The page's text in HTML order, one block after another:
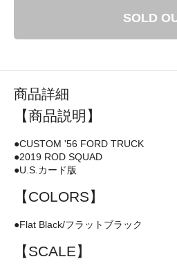
SOLD
商品詳細
【商品説明】
●CUSTOM '56 FORD TRUCK
●2019 ROD SQUAD
●U.S.カード版
【COLORS】
●Flat Black/フラットブラック
【SCALE】